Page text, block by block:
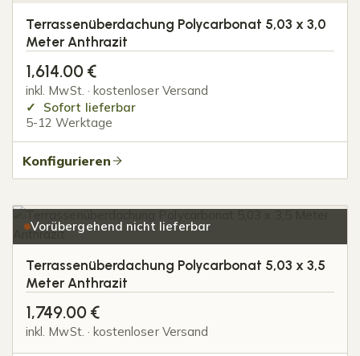
Terrassenüberdachung Polycarbonat 5,03 x 3,0
Meter Anthrazit
1,614.00 €
inkl. MwSt. · kostenloser Versand
Sofort lieferbar
5-12 Werktage
Konfigurieren
Vorübergehend nicht lieferbar
Terrassenüberdachung Polycarbonat 5,03 x 3,5
Meter Anthrazit
1,749.00 €
inkl. MwSt. · kostenloser Versand